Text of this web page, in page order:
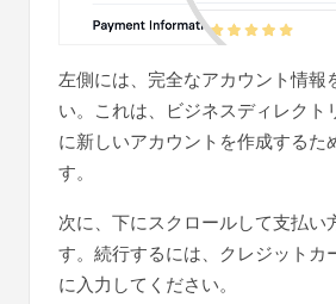
左側には、完全なアカウント情報
い。これは、ビジネスディレクト
に新しいアカウントを作成するた
す。
次に、下にスクロールして支払い
す。続行するには、クレジットカ
に入力してください。